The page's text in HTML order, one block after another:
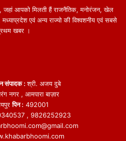
जहां आपको मिलती हैं राजनैतिक, मनोरंजन, खेल
मध्याप्रदेश एवं अन्य राज्यो की विश्वशनीय एवं सबसे
खबर ।
संपादक :श्री. अजय दुबे
नगर , आमपारा बाज़ार
पिन : 492001
, 9826252923